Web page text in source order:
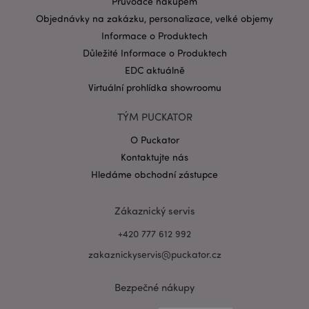
Objednávky na zakázku, personalizace, velké objemy
Informace o Produktech
Důležité Informace o Produktech
EDC aktuálně
Virtuální prohlídka showroomu
TÝM PUCKATOR
O Puckator
Kontaktujte nás
Hledáme obchodní zástupce
Zákaznický servis
+420 777 612 992
zakaznickyservis@puckator.cz
Bezpečné nákupy
Cílení souborů
Funkční
Nezbytně nutné soubory cookie umožňují základní
uživatele a správa účtu. Bez nezbytně nutných
souborů cookie nelze webovou stránku správně
Zásadách ochrany osobních údajů společnosti